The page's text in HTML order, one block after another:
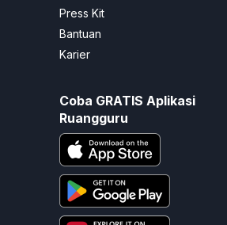
Press Kit
Bantuan
Karier
Coba GRATIS Aplikasi
Ruangguru